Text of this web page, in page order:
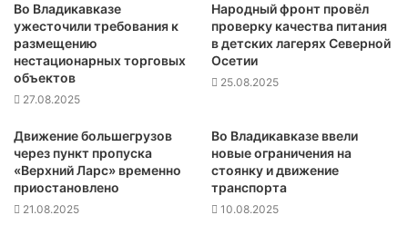
Во Владикавказе
ужесточили требования к
размещению
нестационарных торговых
объектов
27.08.2025
Народный фронт провёл
проверку качества питания
в детских лагерях Северной
Осетии
25.08.2025
Движение большегрузов
через пункт пропуска
«Верхний Ларс» временно
приостановлено
21.08.2025
Во Владикавказе ввели
новые ограничения на
стоянку и движение
транспорта
10.08.2025